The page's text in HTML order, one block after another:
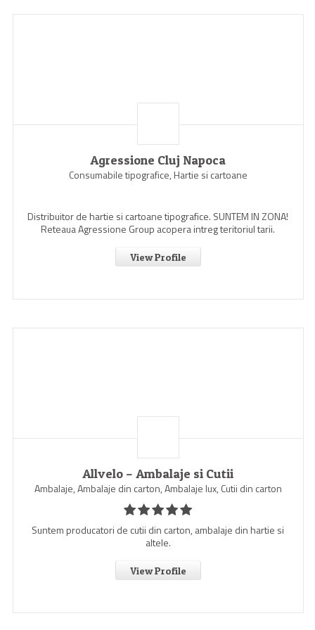
Agressione Cluj Napoca
Consumabile tipografice, Hartie si cartoane
Distribuitor de hartie si cartoane tipografice. SUNTEM IN ZONA!
Reteaua Agressione Group acopera intreg teritoriul tarii.
View Profile
Allvelo – Ambalaje si Cutii
Ambalaje, Ambalaje din carton, Ambalaje lux, Cutii din carton
Suntem producatori de cutii din carton, ambalaje din hartie si
altele.
View Profile